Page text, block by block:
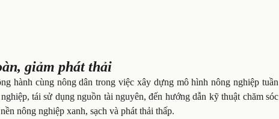
giảm phát thải
hành cùng nông dân trong việc xây dựng mô hình nông nghiệp tuần
tái sử dụng nguồn tài nguyên, đến hướng dẫn kỹ thuật chăm sóc
nông nghiệp xanh, sạch và phát thải thấp.